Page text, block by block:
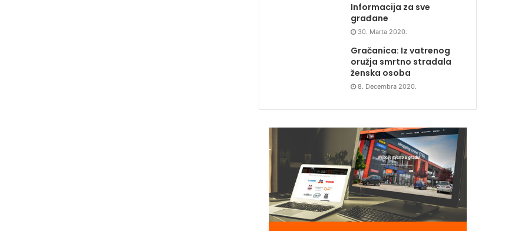
Informacija za sve
građane
30. Marta 2020.
Gračanica: Iz vatrenog
oružja smrtno stradala
ženska osoba
8. Decembra 2020.